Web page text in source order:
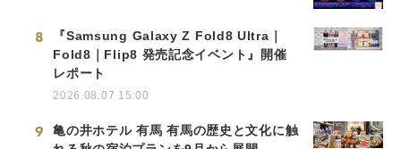
8
『Samsung Galaxy Z Fold8 Ultra｜
Fold8｜Flip8 発売記念イベント』開催
レポート
2026.08.07 15:00
9
亀の井ホテル 有馬 有馬の歴史と文化に触